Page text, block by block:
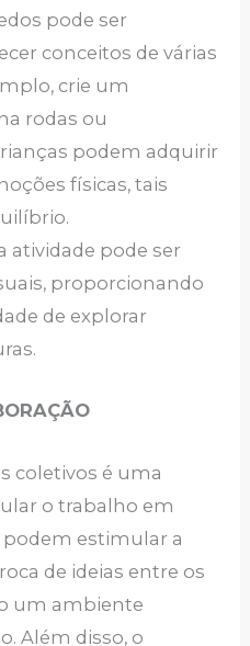
pode ser
conceitos de várias
crie um
rodas ou
podem adquirir
físicas, tais
atividade pode ser
proporcionando
de explorar
coletivos é uma
o trabalho em
podem estimular a
de ideias entre os
um ambiente
Além disso, o